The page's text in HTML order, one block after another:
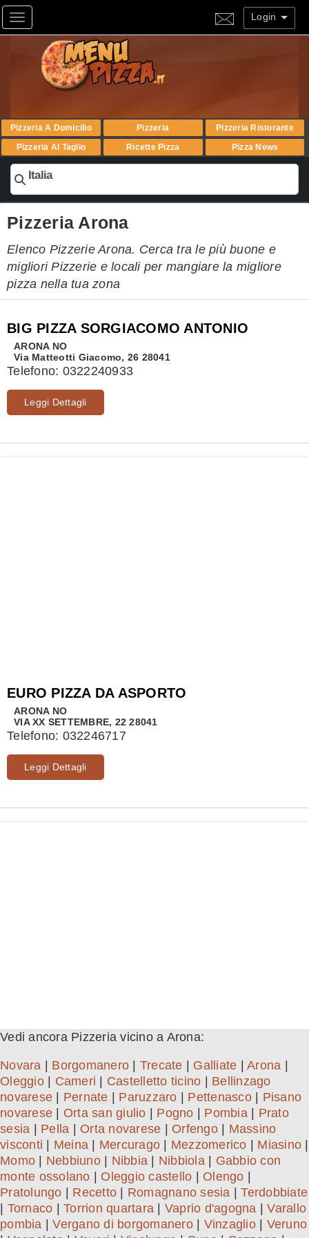
Toggle navigation Login
Pizzeria A Domicilio Pizzeria
Pizzeria Ristorante
Pizzeria Al Taglio
Ricette Pizza Pizza News
Italia
Pizzeria Arona
Elenco Pizzerie Arona. Cerca tra le più buone e
migliori Pizzerie e locali per mangiare la migliore
pizza nella tua zona
BIG PIZZA SORGIACOMO ANTONIO
ARONA NO
Via Matteotti Giacomo, 26 28041
Telefono: 0322240933
Leggi Dettagli
EURO PIZZA DA ASPORTO
ARONA NO
VIA XX SETTEMBRE, 22 28041
Telefono: 032246717
Leggi Dettagli
Vedi ancora Pizzeria vicino a Arona:
Novara Borgomanero Trecate Galliate Arona
Oleggio| Cameri Castelletto ticino
Bellinzago
novarese
Pernate Paruzzaro Pettenasco| Pisano
novarese
Orta san giulio Pogno Pombia| Prato
sesia
Pella Orta novarese Orfengo| Massino
visconti
Meina Mercurago Mezzomerico Miasino
Momo
Nebbiuno| Nibbia Nibbiola| Gabbio con
monte ossolano
Oleggio castello Olengo
Pratolungo
Recetto Romagnano sesia |Terdobbiate
Tornaco Torrion quartara Vaprio d'agogna |Varallo
pombia |Vergano di borgomanero| Vinzaglio| Veruno